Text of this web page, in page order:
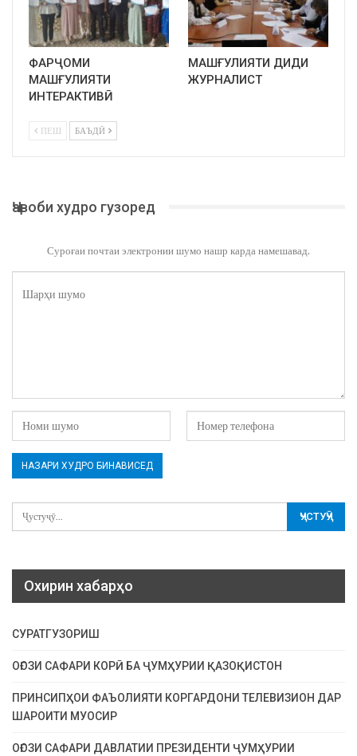
ФАРҶОМИ
МАШҒУЛИЯТИ
ИНТЕРАКТИВӢ
МАШҒУЛИЯТИ ДИДИ
ЖУРНАЛИСТ
ПЕШ БАЪДӢ
Ҷавоби худро гузоред
Суроғаи почтаи электронии шумо нашр карда намешавад.
Охирин хабарҳо
СУРАТГУЗОРИШ
ОҒОЗИ САФАРИ КОРӢ БА ҶУМҲУРИИ ҚАЗОҚИСТОН
ПРИНСИПҲОИ ФАЪОЛИЯТИ КОРГАРДОНИ ТЕЛЕВИЗИОН ДАР
ШАРОИТИ МУОСИР
ОҒОЗИ САФАРИ ДАВЛАТИИ ПРЕЗИДЕНТИ ҶУМҲУРИИ